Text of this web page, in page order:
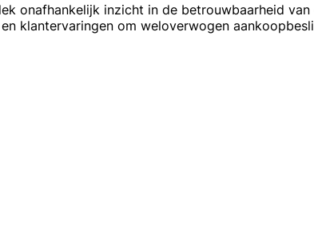
onafhankelijk inzicht in de betrouwbaarheid
klantervaringen om weloverwogen